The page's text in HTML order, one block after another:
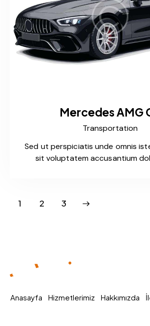
Mercedes AMG
Transportation
Sed ut perspiciatis unde omnis
sit voluptatem accusantium
1 2 3
Anasayfa Hizmetlerimiz Hakkımızda